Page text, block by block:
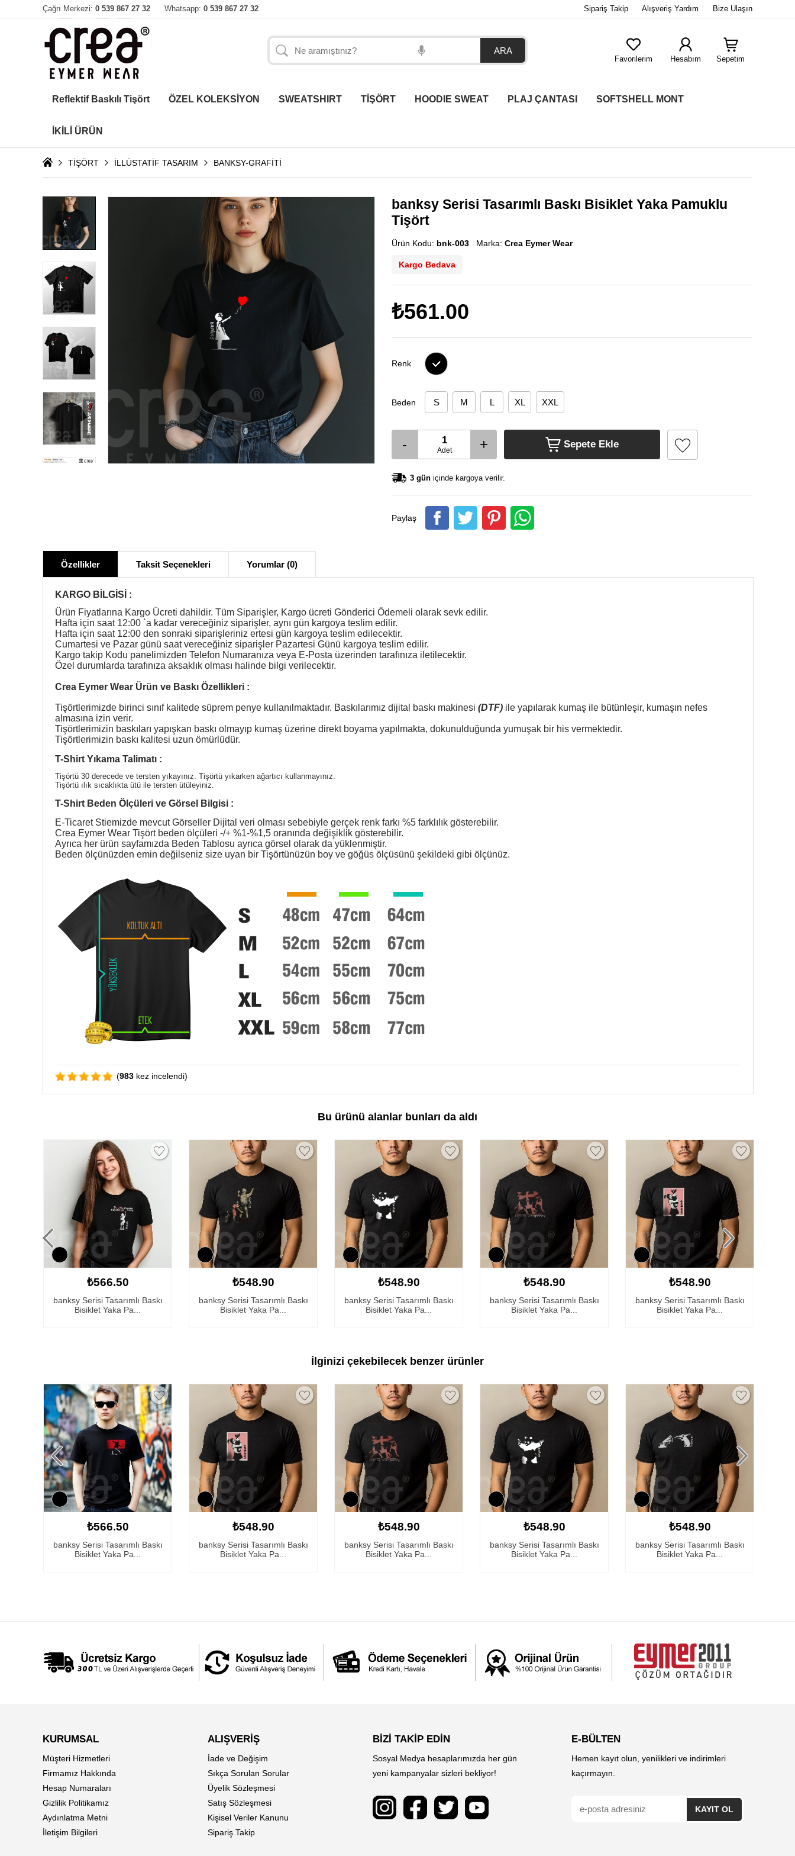
Çağrı Merkezi: 0 539 867 27 32 Whatsapp: 0 539 867 27 32 Sipariş Takip Alışveriş Yardım Bize Ulaşın
Favorilerim Hesabım Sepetim
Reflektif Baskılı Tişört ÖZEL KOLEKSİYON SWEATSHIRT TİŞÖRT HOODIE SWEAT PLAJ ÇANTASI SOFTSHELL MONT
İKİLİ ÜRÜN
TİŞÖRT İLLÜSTATİF TASARIM BANKSY-GRAFİTİ
banksy Serisi Tasarımlı Baskı Bisiklet Yaka Pamuklu
Tişört
Ürün Kodu: bnk-003 Marka: Crea Eymer Wear
Kargo Bedava
₺561.00
Renk
Beden S M L XL XXL
- Adet + Sepete Ekle
3 gün içinde kargoya verilir.
Paylaş
Özellikler Taksit Seçenekleri Yorumlar (0)
KARGO BİLGİSİ :
Ürün Fiyatlarına Kargo Ücreti dahildir. Tüm Siparişler, Kargo ücreti Gönderici Ödemeli olarak sevk edilir.
Hafta için saat 12:00 `a kadar vereceğiniz siparişler, aynı gün kargoya teslim edilir.
Hafta için saat 12:00 den sonraki siparişleriniz ertesi gün kargoya teslim edilecektir.
Cumartesi ve Pazar günü saat vereceğiniz siparişler Pazartesi Günü kargoya teslim edilir.
Kargo takip Kodu panelimizden Telefon Numaranıza veya E-Posta üzerinden tarafınıza iletilecektir.
Özel durumlarda tarafınıza aksaklık olması halinde bilgi verilecektir.
Crea Eymer Wear Ürün ve Baskı Özellikleri :
Tişörtlerimizde birinci sınıf kalitede süprem penye kullanılmaktadır. Baskılarımız dijital baskı makinesi (DTF) ile yapılarak kumaş ile bütünleşir, kumaşın nefes
almasına izin verir.
Tişörtlerimizin baskıları yapışkan baskı olmayıp kumaş üzerine direkt boyama yapılmakta, dokunulduğunda yumuşak bir his vermektedir.
Tişörtlerimizin baskı kalitesi uzun ömürlüdür.
T-Shirt Yıkama Talimatı :
Tişörtü 30 derecede ve tersten yıkayınız. Tişörtü yıkarken ağartıcı kullanmayınız.
Tişörtü ılık sıcaklıkta ütü ile tersten ütüleyiniz.
T-Shirt Beden Ölçüleri ve Görsel Bilgisi :
E-Ticaret Stiemizde mevcut Görseller Dijital veri olması sebebiyle gerçek renk farkı %5 farklılık gösterebilir.
Crea Eymer Wear Tişört beden ölçüleri -/+ %1-%1,5 oranında değişiklik gösterebilir.
Ayrıca her ürün sayfamızda Beden Tablosu ayrıca görsel olarak da yüklenmiştir.
Beden ölçünüzden emin değilseniz size uyan bir Tişörtünüzün boy ve göğüs ölçüsünü şekildeki gibi ölçünüz.
(983 kez incelendi)
Bu ürünü alanlar bunları da aldı
₺566.50
banksy Serisi Tasarımlı Baskı
Bisiklet Yaka Pa...
₺548.90
banksy Serisi Tasarımlı Baskı
Bisiklet Yaka Pa...
₺548.90
banksy Serisi Tasarımlı Baskı
Bisiklet Yaka Pa...
₺548.90
banksy Serisi Tasarımlı Baskı
Bisiklet Yaka Pa...
₺548.90
banksy Serisi Tasarımlı Baskı
Bisiklet Yaka Pa...
İlginizi çekebilecek benzer ürünler
₺566.50
banksy Serisi Tasarımlı Baskı
Bisiklet Yaka Pa...
₺548.90
banksy Serisi Tasarımlı Baskı
Bisiklet Yaka Pa...
₺548.90
banksy Serisi Tasarımlı Baskı
Bisiklet Yaka Pa...
₺548.90
banksy Serisi Tasarımlı Baskı
Bisiklet Yaka Pa...
₺548.90
banksy Serisi Tasarımlı Baskı
Bisiklet Yaka Pa...
KURUMSAL ALIŞVERİŞ BİZİ TAKİP EDİN E-BÜLTEN
Müşteri Hizmetleri
Firmamız Hakkında
Hesap Numaraları
Gizlilik Politikamız
Aydınlatma Metni
İletişim Bilgileri
İade ve Değişim
Sıkça Sorulan Sorular
Üyelik Sözleşmesi
Satış Sözleşmesi
Kişisel Veriler Kanunu
Sipariş Takip
Sosyal Medya hesaplarımızda her gün
yeni kampanyalar sizleri bekliyor!
Hemen kayıt olun, yenilikleri ve indirimleri
kaçırmayın.